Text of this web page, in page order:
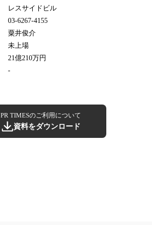
レスサイドビル
03-6267-4155
粟井俊介
未上場
21億210万円
-
PR TIMESのご利用について
資料をダウンロード